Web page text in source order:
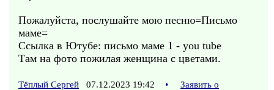
Пожалуйста, послушайте мою песню=Письмо
маме=
Ссылка в Ютубе: письмо маме 1 - you tube
Там на фото пожилая женщина с цветами.
Тёплый Сергей 07.12.2023 19:42 • Заявить о